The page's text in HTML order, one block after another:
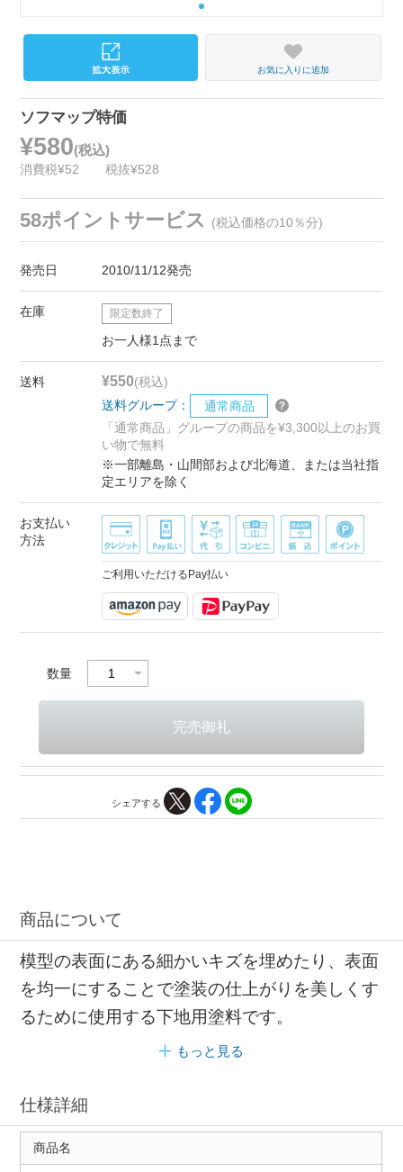
お気に入りに追加
ソフマップ特価
¥580(税込)
消費税¥52 税抜¥528
58ポイントサービス (税込価格の10％分)
発売日 2010/11/12発売
在庫 限定数終了
お一人様1点まで
送料 ¥550(税込)
送料グループ：
通常商品
「通常商品」グループの商品を¥3,300以上のお買
い物で無料
※一部離島・山間部および北海道、または当社指
定エリアを除く
お支払い
方法
ご利用いただけるPay払い
数量
シェアする
商品について
模型の表面にある細かいキズを埋めたり、表面
を均一にすることで塗装の仕上がりを美しくす
るために使用する下地用塗料です。
もっと見る
仕様詳細
商品名